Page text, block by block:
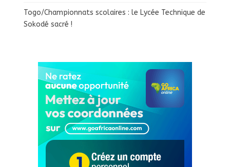
Togo/Championnats scolaires : le Lycée Technique de
Sokodé sacré !